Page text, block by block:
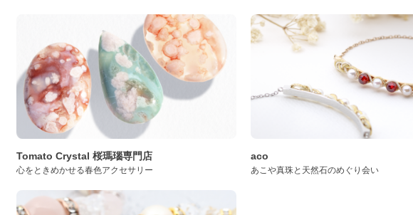
Tomato Crystal 桜瑪瑙専門店
心をときめかせる春色アクセサリー
aco
あこや真珠と天然石のめぐり会い